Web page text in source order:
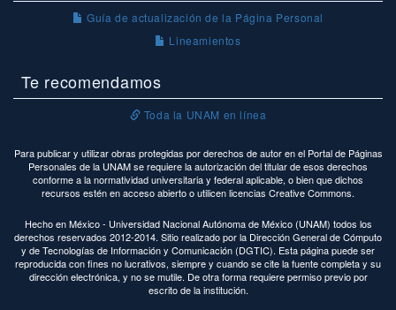
Guía de actualización de la Página Personal
Lineamientos
Te recomendamos
Toda la UNAM en línea
Para publicar y utilizar obras protegidas por derechos de autor en el Portal de Páginas
Personales de la UNAM se requiere la autorización del titular de esos derechos
conforme a la normatividad universitaria y federal aplicable, o bien que dichos
recursos estén en acceso abierto o utilicen licencias Creative Commons.
Hecho en México - Universidad Nacional Autónoma de México (UNAM) todos los
derechos reservados 2012-2014. Sitio realizado por la Dirección General de Cómputo
y de Tecnologías de Información y Comunicación (DGTIC). Esta página puede ser
reproducida con fines no lucrativos, siempre y cuando se cite la fuente completa y su
dirección electrónica, y no se mutile. De otra forma requiere permiso previo por
escrito de la institución.